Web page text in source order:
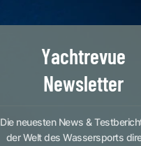
Yachtrevue
Newsletter
Die neuesten News &
der Welt des Wassersports